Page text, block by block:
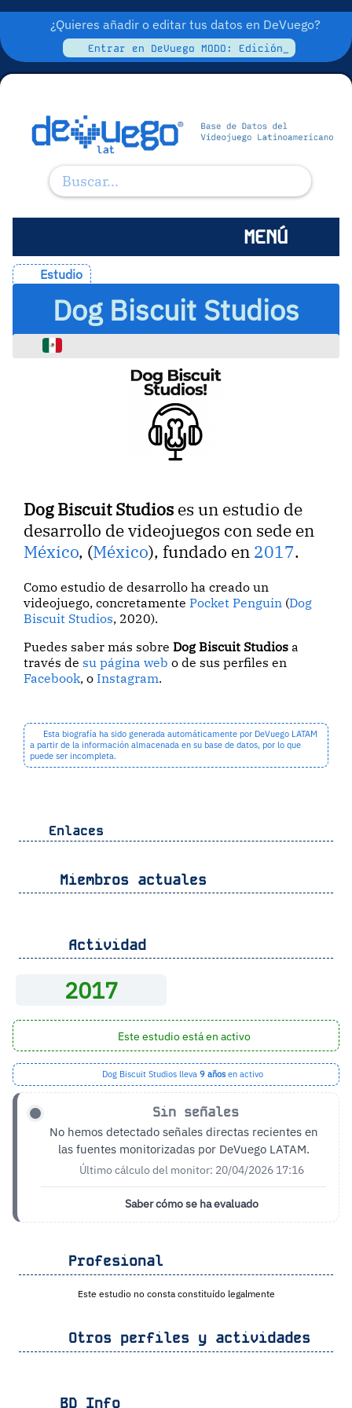
¿Quieres añadir o editar tus datos en DeVuego?
Entrar en DeVuego MODO: Edición_
MENÚ
Estudio
Dog Biscuit Studios
Dog Biscuit Studios es un estudio de
desarrollo de videojuegos con sede en
México, (México), fundado en 2017.
Como estudio de desarrollo ha creado un
videojuego, concretamentePocket Penguin (Dog
Biscuit Studios, 2020).
Puedes saber más sobreDog Biscuit Studios a
través de su página web o de sus perfiles en
Facebook, oInstagram.
Esta biografía ha sido generada automáticamente por DeVuego LATAM
a partir de la información almacenada en su base de datos, por lo que
puede ser incompleta.
Enlaces
Miembros actuales
Actividad
2017
Este estudio está en activo
Dog Biscuit Studios lleva 9 años en activo
Sin señales
No hemos detectado señales directas recientes en
las fuentes monitorizadas por DeVuego LATAM.
Último cálculo del monitor: 20/04/2026 17:16
Saber cómo se ha evaluado
Profesional
Este estudio no consta constituído legalmente
Otros perfiles y actividades
BD Info